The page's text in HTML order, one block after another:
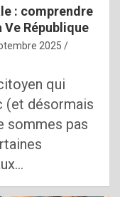
: comprendre
République
2025
qui
(et désormais
sommes pas